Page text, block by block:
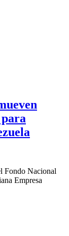
Fondo Nacional
Empresa